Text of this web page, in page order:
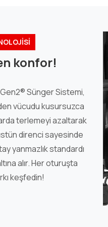
konfor!
Sünger Sistemi,
vücudu kusursuzca
terlemeyi azaltarak
direnci sayesinde
yanmazlık standardı
alır. Her oturuşta
keşfedin!